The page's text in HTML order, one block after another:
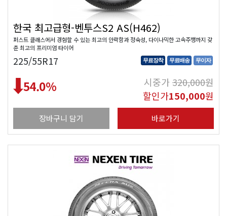
한국 최고급형-벤투스S2 AS(H462)
퍼스트 클래스에서 경험할 수 있는 최고의 안락함과 정숙성, 다이나믹한 고속주행까지 갖
춘 최고의 프리미엄 타이어
225/55R17 무료장착 무료배송 무이자
54.0% 시중가320,000원
할인가150,000원
장바구니 담기 바로가기